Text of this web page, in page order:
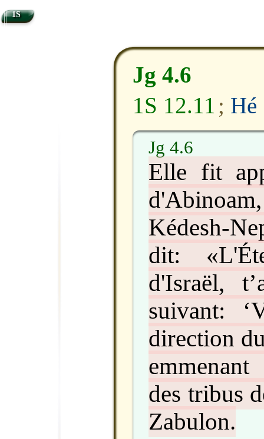
Jg 4.6
1S 12.11 ; Hé
Jg 4.6
Elle fit
Kédesh-
dit:
d'Israël,
suivant:
direction
des tribus
Zabulon.
1S